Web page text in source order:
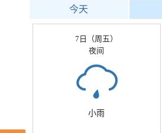
今天
7日（周五）
夜间
小雨